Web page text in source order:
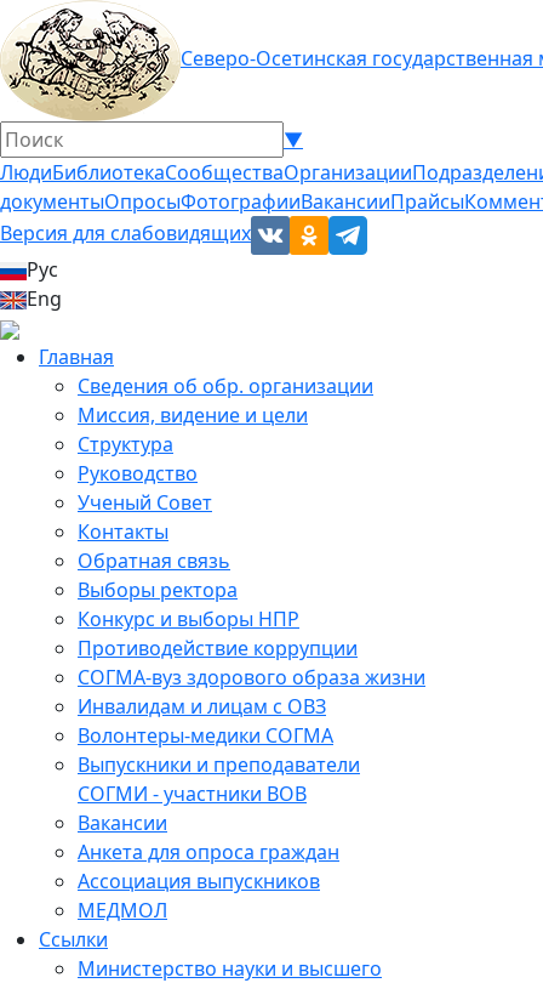
Северо-Осетинская
▼
ЛюдиБиблиотекаСообществаОрганизации
документыОпросыФотографииВакансииПрайсы
Версия для слабовидящих
Рус
Eng
Главная
Сведения об обр. организации
Миссия, видение и цели
Структура
Руководство
Ученый Совет
Контакты
Обратная связь
Выборы ректора
Конкурс и выборы НПР
Противодействие коррупции
СОГМА-вуз здорового образа жизни
Инвалидам и лицам с ОВЗ
Волонтеры-медики СОГМА
Выпускники и преподаватели
СОГМИ - участники ВОВ
Вакансии
Анкета для опроса граждан
Ассоциация выпускников
МЕДМОЛ
Ссылки
Министерство науки и высшего